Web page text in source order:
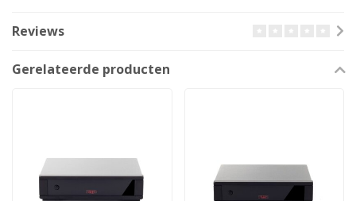
Reviews
Gerelateerde producten